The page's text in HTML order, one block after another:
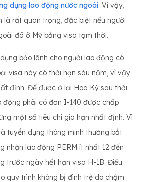
dụng lao động nước ngoài. Vì vậy,
là rất quan trọng, đặc biệt nếu người
đã ở Mỹ bằng visa tạm thời.
bảo lãnh cho người lao động có
visa này có thời hạn sáu năm, vì vậy
định. Để được ở lại Hoa Kỳ sau thời
động phải có đơn I-140 được chấp
một số tiêu chí gia hạn nhất định. Vì
tuyển dụng thông minh thường bắt
nhận lao động PERM ít nhất 12 đến
trước ngày hết hạn visa H-1B. Điều
quy trình không bị đình trệ do chậm